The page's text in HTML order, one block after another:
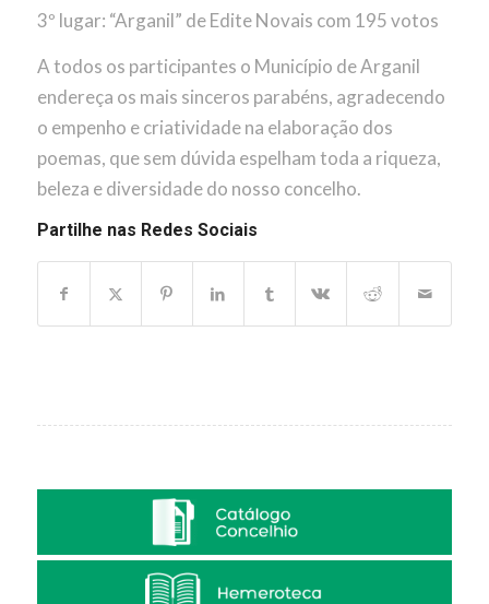
3º lugar: “Arganil” de Edite Novais com 195 votos
A todos os participantes o Município de Arganil
endereça os mais sinceros parabéns, agradecendo
o empenho e criatividade na elaboração dos
poemas, que sem dúvida espelham toda a riqueza,
beleza e diversidade do nosso concelho.
Partilhe nas Redes Sociais